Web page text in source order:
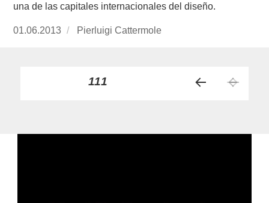
una de las capitales internacionales del diseño.
Publicado
01.06.2013
https://www.experimenta.es/author/pierluigi-
Pierluigi Cattermole
Paginación
entradas
PÁGINA111